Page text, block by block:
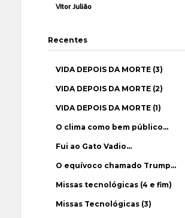
Vítor Julião
Recentes
VIDA DEPOIS DA MORTE (3)
VIDA DEPOIS DA MORTE (2)
VIDA DEPOIS DA MORTE (1)
O clima como bem público…
Fui ao Gato Vadio…
O equívoco chamado Trump…
Missas tecnológicas (4 e fim)
Missas Tecnológicas (3)